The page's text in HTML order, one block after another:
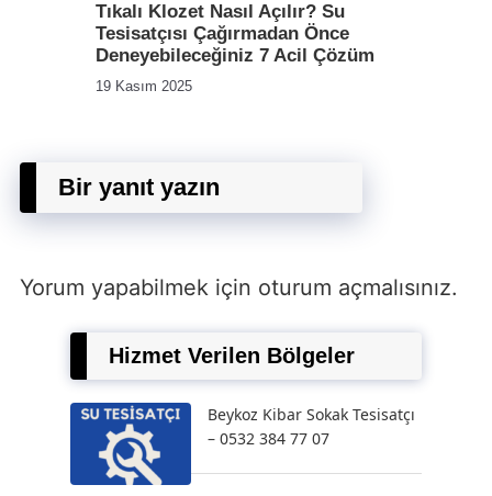
Tıkalı Klozet Nasıl Açılır? Su
Tesisatçısı Çağırmadan Önce
Deneyebileceğiniz 7 Acil Çözüm
19 Kasım 2025
Bir yanıt yazın
Yorum yapabilmek için oturum açmalısınız.
Hizmet Verilen Bölgeler
Beykoz Kibar Sokak Tesisatçı
– 0532 384 77 07